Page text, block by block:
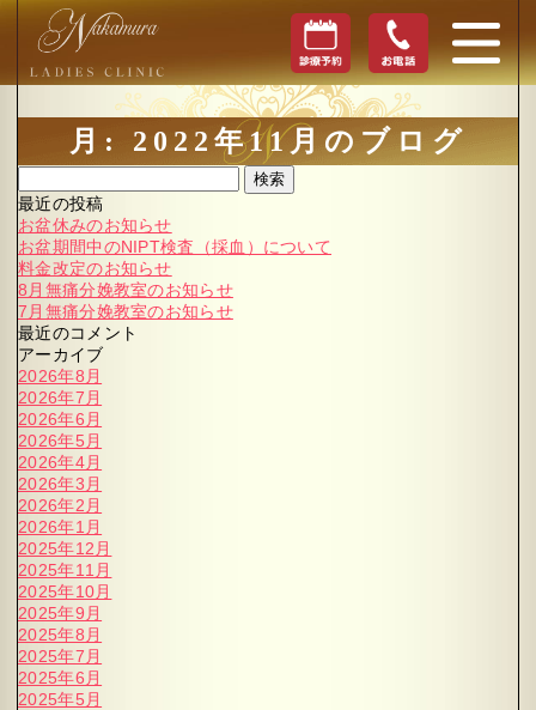
月: 2022年11月 のブログ
検索
最近の投稿
お盆休みのお知らせ
お盆期間中のNIPT検査（採血）について
料金改定のお知らせ
8月無痛分娩教室のお知らせ
7月無痛分娩教室のお知らせ
最近のコメント
アーカイブ
2026年8月
2026年7月
2026年6月
2026年5月
2026年4月
2026年3月
2026年2月
2026年1月
2025年12月
2025年11月
2025年10月
2025年9月
2025年8月
2025年7月
2025年6月
2025年5月